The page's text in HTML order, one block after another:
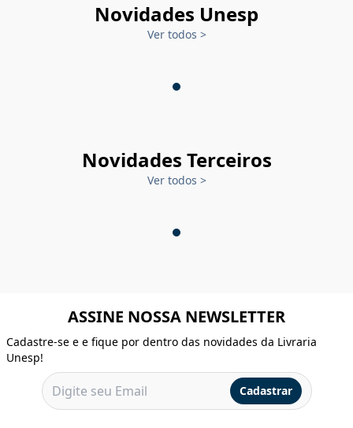
Novidades Unesp
Ver todos >
Novidades Terceiros
Ver todos >
ASSINE NOSSA NEWSLETTER
Cadastre-se e e fique por dentro das novidades da Livraria
Unesp!
Cadastrar